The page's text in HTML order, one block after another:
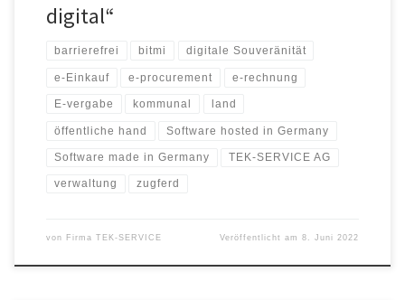
digital“
barrierefrei bitmi digitale Souveränität
e-Einkauf e-procurement e-rechnung
E-vergabe kommunal land
öffentliche hand Software hosted in Germany
Software made in Germany TEK-SERVICE AG
verwaltung zugferd
von Firma TEK-SERVICE Veröffentlicht am8. Juni 2022